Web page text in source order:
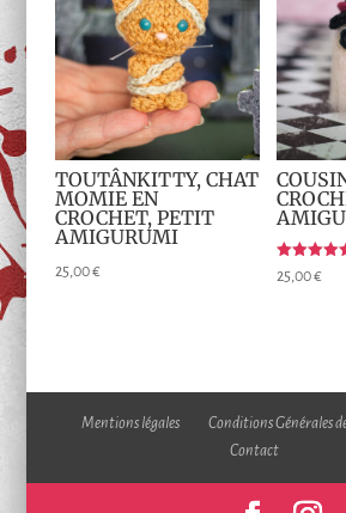
TOUTÂNKITTY, CHAT
MOMIE EN
CROCHET, PETIT
AMIGURUMI
25,00€
Note
5.00
25,00€
Mentions légales
Conditions Générales
Contact